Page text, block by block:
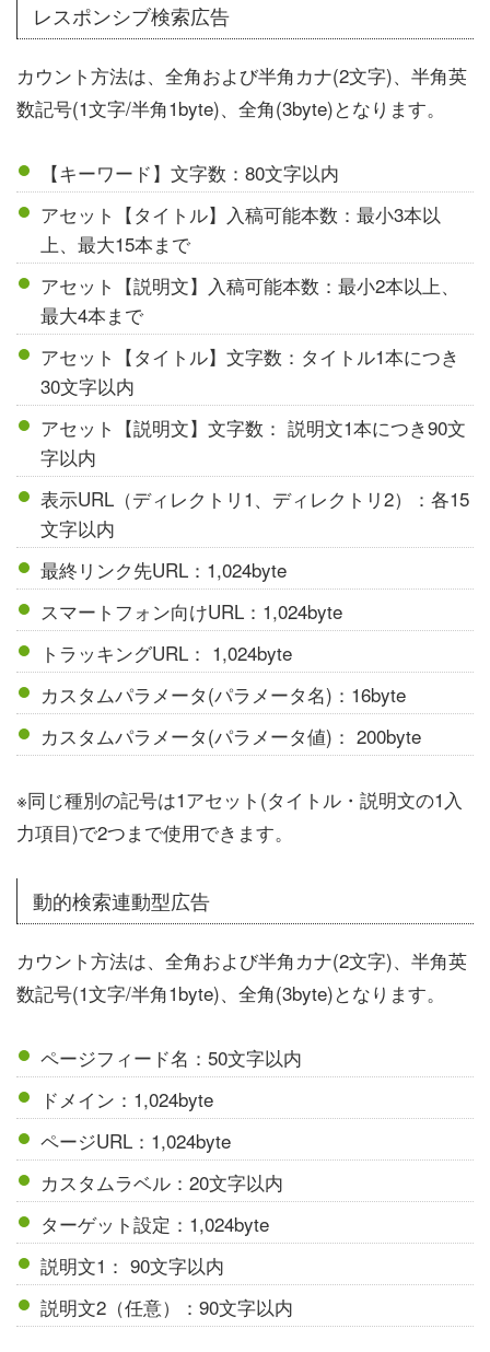
レスポンシブ検索広告
カウント方法は、全角および半角カナ(2文字)、半角英
数記号(1文字/半角1byte)、全角(3byte)となります。
【キーワード】文字数：80文字以内
アセット【タイトル】入稿可能本数：最小3本以
上、最大15本まで
アセット【説明文】入稿可能本数：最小2本以上、
最大4本まで
アセット【タイトル】文字数：タイトル1本につき
30文字以内
アセット【説明文】文字数： 説明文1本につき90文
字以内
表示URL（ディレクトリ1、ディレクトリ2）：各15
文字以内
最終リンク先URL：1,024byte
スマートフォン向けURL：1,024byte
トラッキングURL： 1,024byte
カスタムパラメータ(パラメータ名)：16byte
カスタムパラメータ(パラメータ値)： 200byte
※同じ種別の記号は1アセット(タイトル・説明文の1入
力項目)で2つまで使用できます。
動的検索連動型広告
カウント方法は、全角および半角カナ(2文字)、半角英
数記号(1文字/半角1byte)、全角(3byte)となります。
ページフィード名：50文字以内
ドメイン：1,024byte
ページURL：1,024byte
カスタムラベル：20文字以内
ターゲット設定：1,024byte
説明文1： 90文字以内
説明文2（任意）：90文字以内